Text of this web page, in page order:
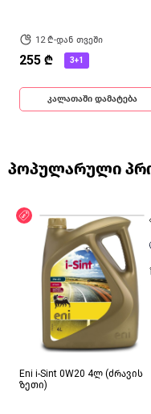
12 ₾-დან თვეში
255 ₾ 3+1
კალათაში დამატება
პოპულარული
ფასდაკლება
Eni i-Sint 0W20 4ლ (ძრავის
ზეთი)